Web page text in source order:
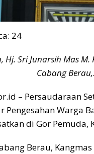
24
Hj. Sri Junarsih Mas
Cabang
– Persaudaraan
Pengesahan Warga
di Gor Pemuda,
Berau,